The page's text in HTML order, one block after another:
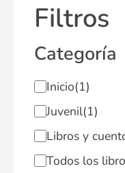
Filtros
Categoría
Inicio(1)
Juvenil(1)
Libros y
Todos los